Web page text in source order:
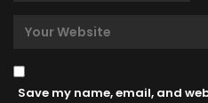
Save my name, email, and